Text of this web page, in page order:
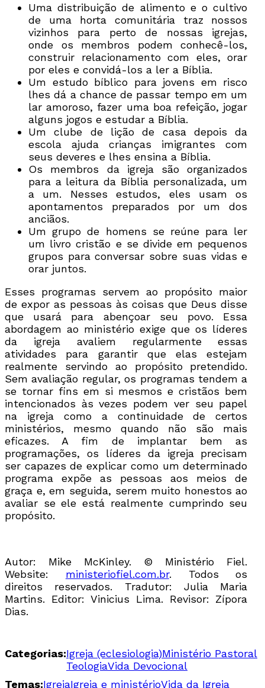
Uma distribuição de alimento e o cultivo
de uma horta comunitária traz nossos
vizinhos para perto de nossas igrejas,
onde os membros podem conhecê-los,
construir relacionamento com eles, orar
por eles e convidá-los a ler a Bíblia.
Um estudo bíblico para jovens em risco
lhes dá a chance de passar tempo em um
lar amoroso, fazer uma boa refeição, jogar
alguns jogos e estudar a Bíblia.
Um clube de lição de casa depois da
escola ajuda crianças imigrantes com
seus deveres e lhes ensina a Bíblia.
Os membros da igreja são organizados
para a leitura da Bíblia personalizada, um
a um. Nesses estudos, eles usam os
apontamentos preparados por um dos
anciãos.
Um grupo de homens se reúne para ler
um livro cristão e se divide em pequenos
grupos para conversar sobre suas vidas e
orar juntos.
Esses programas servem ao propósito maior
de expor as pessoas às coisas que Deus disse
que usará para abençoar seu povo. Essa
abordagem ao ministério exige que os líderes
da igreja avaliem regularmente essas
atividades para garantir que elas estejam
realmente servindo ao propósito pretendido.
Sem avaliação regular, os programas tendem a
se tornar fins em si mesmos e cristãos bem
intencionados às vezes podem ver seu papel
na igreja como a continuidade de certos
ministérios, mesmo quando não são mais
eficazes. A fim de implantar bem as
programações, os líderes da igreja precisam
ser capazes de explicar como um determinado
programa expõe as pessoas aos meios de
graça e, em seguida, serem muito honestos ao
avaliar se ele está realmente cumprindo seu
propósito.
Autor: Mike McKinley. © Ministério Fiel.
Website: ministeriofiel.com.br. Todos os
direitos reservados. Tradutor: Julia Maria
Martins. Editor: Vinicius Lima. Revisor: Zípora
Dias.
Categorias:Igreja (eclesiologia)Ministério Pastoral
TeologiaVida Devocional
Temas:IgrejaIgreja e ministérioVida da Igreja